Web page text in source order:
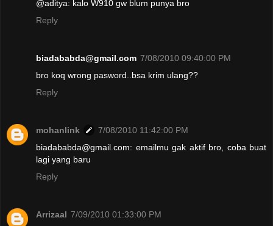
@aditya: kalo W910 gw blum punya bro
Reply
biadababda@gmail.com 7/08/2010 09:40:00 PM
bro koq wrong pasword..bsa krim ulang??
Reply
mohanlink
7/08/2010 11:42:00 PM
biadababda@gmail.com: emailmu gak aktif bro, coba buat
lagi yang baru
Reply
Arrizaal 7/09/2010 01:33:00 PM